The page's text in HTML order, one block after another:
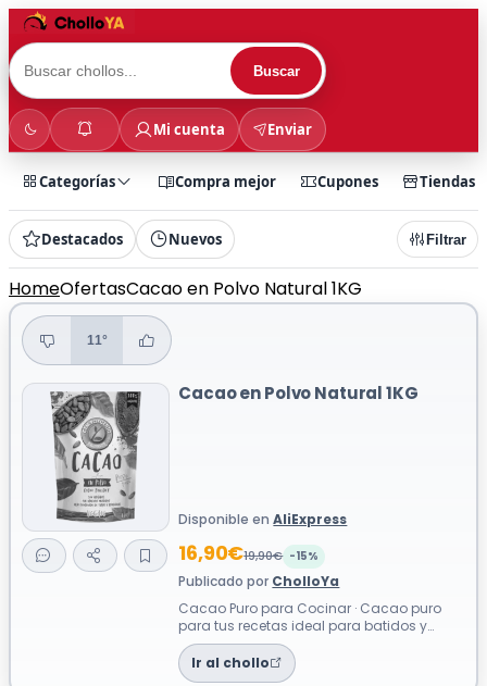
Buscar
Mi cuenta Enviar
Categorías Compra mejor Cupones Tiendas
Destacados Nuevos Filtrar
HomeOfertasCacao en Polvo Natural 1KG
11°
Cacao en Polvo Natural 1KG
Disponible enAliExpress
16,90€19,90€ -15%
Publicado por CholloYa
Cacao Puro para Cocinar · Cacao puro
para tus recetas ideal para batidos y
postres caseros con sabor intenso para el
... Ir al chollo